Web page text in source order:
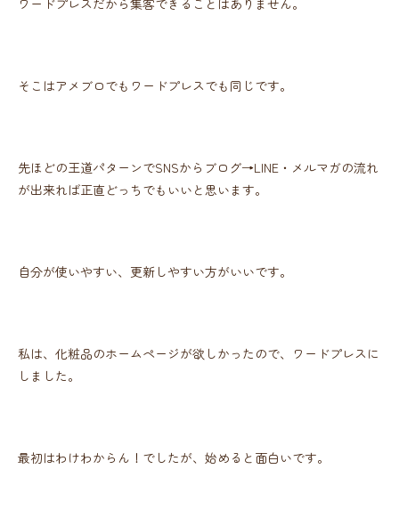
ワードプレスだから集客できることはありません。
そこはアメブロでもワードプレスでも同じです。
先ほどの王道パターンでSNSからブログ→LINE・メルマガの流れ
が出来れば正直どっちでもいいと思います。
自分が使いやすい、更新しやすい方がいいです。
私は、化粧品のホームページが欲しかったので、ワードプレスに
しました。
最初はわけわからん！でしたが、始めると面白いです。